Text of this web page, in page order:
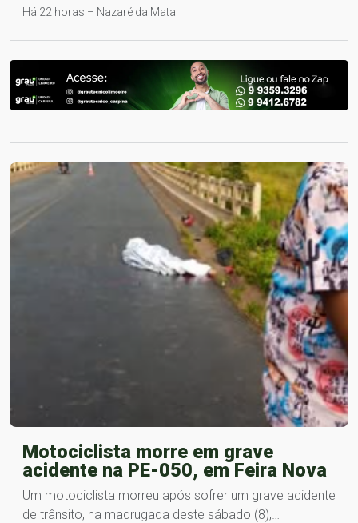
Há 22 horas – Nazaré da Mata
Motociclista morre em grave
acidente na PE-050, em Feira Nova
Um motociclista morreu após sofrer um grave acidente
de trânsito, na madrugada deste sábado (8),…